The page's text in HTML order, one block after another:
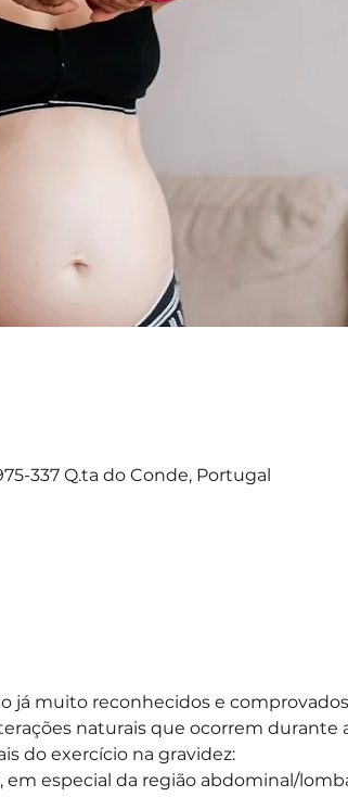
337 Q.ta do Conde, Portugal
já muito reconhecidos e
naturais que ocorrem durante
do exercício na gravidez:
em especial da região abdominal/